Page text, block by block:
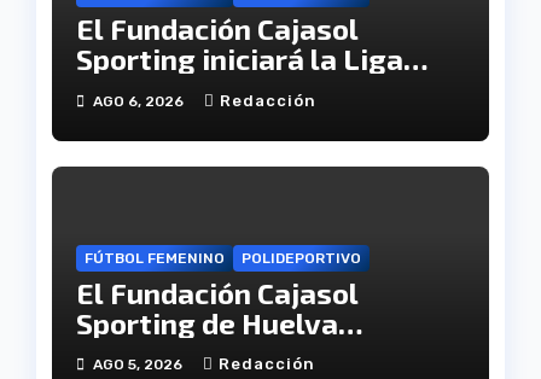
El Fundación Cajasol
Sporting iniciará la Liga
recibiendo al Cacereño
Atlético
AGO 6, 2026 Redacción
FÚTBOL FEMENINO POLIDEPORTIVO
El Fundación Cajasol
Sporting de Huelva
disputará la Copa de
AGO 5, 2026 Redacción